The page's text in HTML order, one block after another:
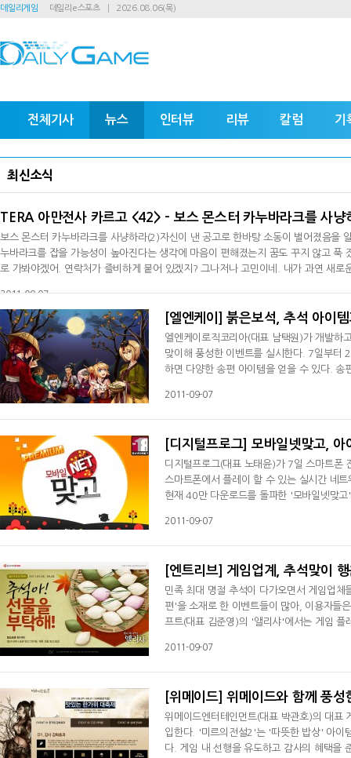
데일리게임 데일리e스포츠 2026.08.06(목)
전체기사 뉴스 인터뷰 리뷰 칼럼 기
최신소식
TERA 아만전사 카르고 <42> - 보스 몬스터 카누바라크를 사냥
보스 몬스터 카누바라크를 사냥하라(2)자신이 낸 공고로 한바탕 소동이 벌어졌음을
누바라크를 잡을 가능성이 높아진다는 생각에 마음이 편해졌는지 꿈도 꾸지 않고
로 가봐야겠어. 연락처가 즐비하게 붙어 있겠지? 그나저나 고민이네. 내가 과연 새
2011-09-07
[엘엔케이] 붉은보석, 추석 아이
엘엔케이로직코리아(대표 남택원)가 개발하
맞이해 풍성한 이벤트를 실시한다. 7일부터
하면 다양한 송편 아이템을 얻을 수 있다. 송
동', '120초 동안 운을 200 증가' 등 다양한
2011-09-07
[디지털프로그] 모바일넷맞고,
디지털프로그(대표 노태윤)가 7일 스마트폰
스마트폰에서 플레이 할 수 있는 실시간 네
현재 40만 다운로드를 돌파한 '모바일넷맞
드로이드 모든 사용자를 커버하게 되었으며,
2011-09-07
[엔트리브] 게임업계, 추석맞이
민족 최대 명절 추석이 다가오면서 게임업
편'을 소재로 한 이벤트들이 많아, 이용자들
프트(대표 김준영)의 '앨리샤'에서는 게임 플
시~9시에 즐기면 캐롯, 캐릭터와 말 경험치
2011-09-07
[위메이드] 위메이드와 함께 풍성
위메이드엔터테인먼트(대표 박관호)의 대표
입한다. '미르의전설2'는 '따뜻한 밥상' 아이
다. 게임 내 선행을 유도하고 감사의 혜택을